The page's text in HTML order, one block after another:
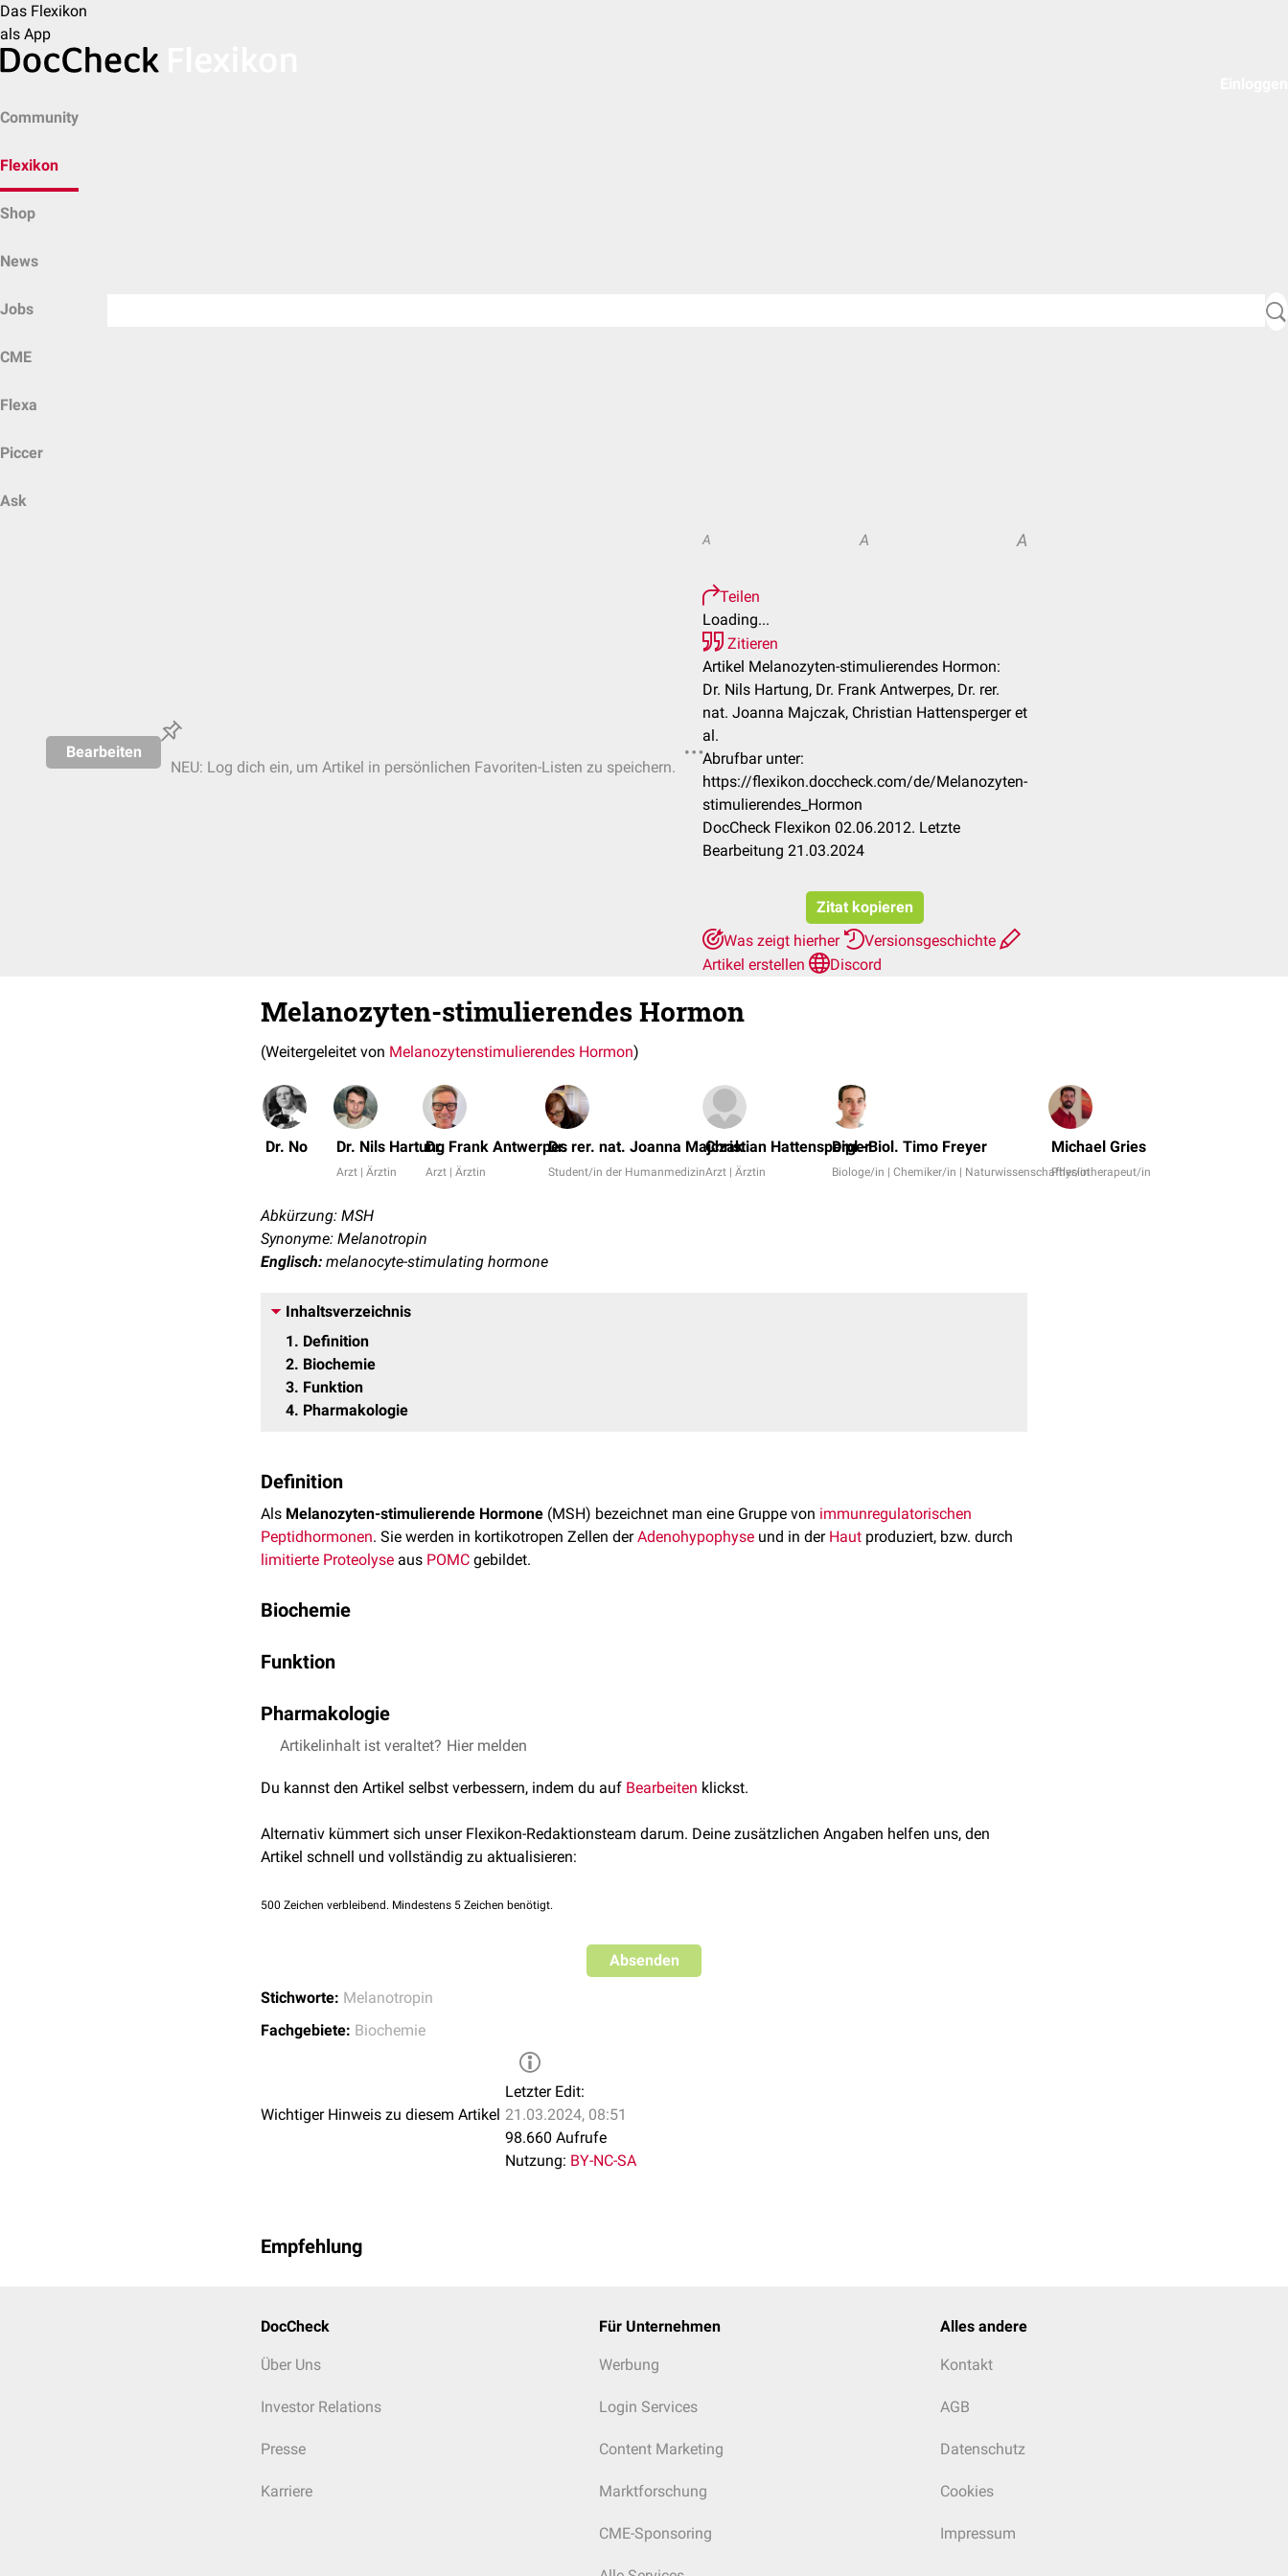
Das Flexikon
als App
Community
Flexikon
Shop
News
Jobs
CME
Flexa
Piccer
Ask
Bearbeiten
NEU: Log dich ein, um Artikel in persönlichen Favoriten-Listen zu speichern.
A A A
Teilen
Loading...
Zitieren
Artikel Melanozyten-stimulierendes Hormon:
Dr. Nils Hartung, Dr. Frank Antwerpes, Dr. rer.
nat. Joanna Majczak, Christian Hattensperger et
al.
Abrufbar unter:
https://flexikon.doccheck.com/de/Melanozyten-
stimulierendes_Hormon
DocCheck Flexikon 02.06.2012. Letzte
Bearbeitung 21.03.2024
Zitat kopieren
Was zeigt hierher
Versionsgeschichte
Artikel erstellen
Discord
Melanozyten-stimulierendes Hormon
(Weitergeleitet von Melanozytenstimulierendes Hormon)
Dr. No Dr. Nils Hartung
Arzt | Ärztin
Dr. Frank Antwerpes
Arzt | Ärztin
Dr. rer. nat. Joanna Majczak
Student/in der Humanmedizin
Christian Hattensperger
Arzt | Ärztin
Dipl.-Biol. Timo Freyer
Biologe/in | Chemiker/in | Naturwissenschaftler/in
Michael Gries
Physiotherapeut/in
Abkürzung: MSH
Synonyme: Melanotropin
Englisch: melanocyte-stimulating hormone
Inhaltsverzeichnis
1
Definition
2 Biochemie
3 Funktion
4 Pharmakologie
Definition
Als Melanozyten-stimulierende Hormone (MSH) bezeichnet man eine Gruppe von immunregulatorischen
Peptidhormonen. Sie werden in kortikotropen Zellen derAdenohypophyse und in der Haut produziert, bzw. durch
limitierte Proteolyse aus POMC gebildet.
Biochemie
unterscheiden:
β-MSH:Ala-Glu-Lys-Lys-
γ-MSH: Tyr-Val-Met-Gly-His-Phe-Arg-Trp-Asp-Arg-Phe-Gly
Funktion
wirkt negativ regulierend auf
ein Mangel an MSH erhöht dasHungergefühl
Pharmakologie
Für therapeutische Zwecke sind synthetische MSH-Analoga entwickelt worden. Dazu zählen u.a.:
Bremelanotid
Setmelanotid
Artikelinhalt ist veraltet? Hier melden
Du kannst den Artikel selbst verbessern, indem du auf Bearbeiten klickst.
Alternativ kümmert sich unser Flexikon-Redaktionsteam darum. Deine zusätzlichen Angaben helfen uns, den
Artikel schnell und vollständig zu aktualisieren:
500 Zeichen verbleibend. Mindestens 5 Zeichen benötigt.
Absenden
Stichworte: Melanotropin
Fachgebiete: Biochemie
Wichtiger Hinweis zu diesem Artikel
Letzter Edit:
21.03.2024, 08:51
98.660 Aufrufe
Nutzung: BY-NC-SA
Empfehlung
DocCheck
Über Uns
Investor Relations
Presse
Karriere
Für Unternehmen
Werbung
Login Services
Content Marketing
Marktforschung
CME-Sponsoring
Alles andere
Kontakt
AGB
Datenschutz
Cookies
Impressum